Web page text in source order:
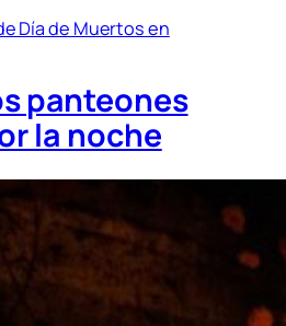
Día de Muertos en
panteones
la noche